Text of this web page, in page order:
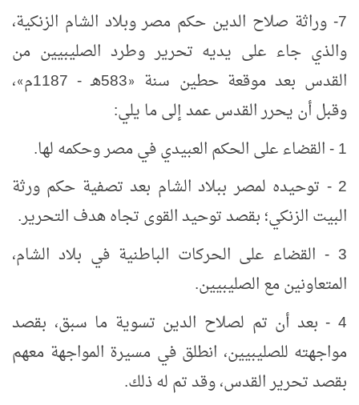
7- وراثة صلاح الدين حكم مصر وبلاد الشام الزنكية،
والذي جاء على يديه تحرير وطرد الصليبيين من
القدس بعد موقعة حطين سنة
«583هـ - 1187م »،
وقبل أن يحرر القدس عمد إلى ما يلي:
1 - القضاء على الحكم العبيدي في مصر وحكمه لها.
2 - توحيده لمصر ببلاد الشام بعد تصفية حكم ورثة
البيت الزنكي؛ بقصد توحيد القوى تجاه هدف التحرير.
3 - القضاء على الحركات الباطنية في بلاد الشام،
المتعاونين مع الصليبيين.
4 - بعد أن تم لصلاح الدين تسوية ما سبق، بقصد
مواجهته للصليبيين، انطلق في مسيرة المواجهة معهم
بقصد تحرير القدس، وقد تم له ذلك.